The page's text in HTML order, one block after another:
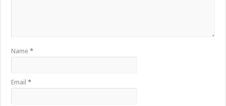
Name*
Email*